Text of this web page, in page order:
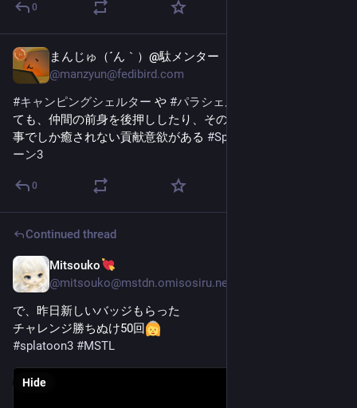
0
まんじゅ（´ん｀）@駄メンター
@manzyun@fedibird.com
#キャンピングシェルター や #パラシェルター
ても、仲間の前身を後押ししたり、その為の時間稼ぎをする
事でしか癒されない貢献意欲がある #Splatoon3
ーン3
0
Continued thread
Mitsouko
@mitsouko@mstdn.omisosiru.net
で、昨日新しいバッジもらった
チャレンジ勝ちぬけ50回
#splatoon3 #MSTL
Hide